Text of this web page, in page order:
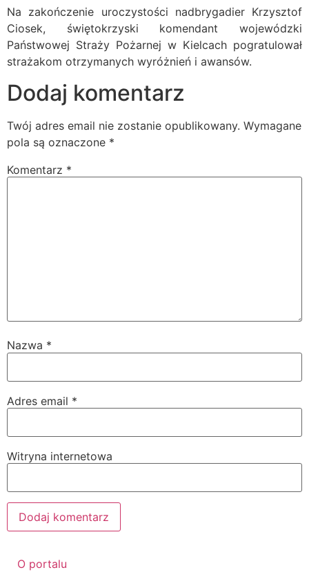
Na zakończenie uroczystości nadbrygadier Krzysztof
Ciosek, świętokrzyski komendant wojewódzki
Państwowej Straży Pożarnej w Kielcach pogratulował
strażakom otrzymanych wyróżnień i awansów.
Dodaj komentarz
Twój adres email nie zostanie opublikowany. Wymagane
pola są oznaczone *
Komentarz *
Nazwa *
Adres email *
Witryna internetowa
O portalu